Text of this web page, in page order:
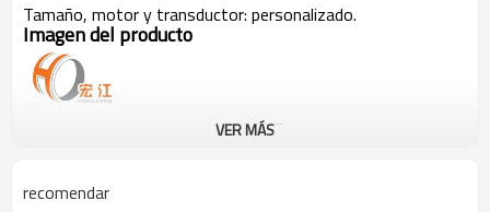
Tamaño, motor y transductor: personalizado.
Imagen del producto
VER MÁS
recomendar